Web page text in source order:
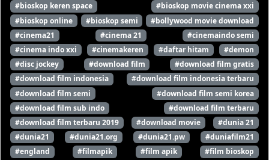
#bioskop keren space
#bioskop movie cinema xxi
#bioskop online
#bioskop semi
#bollywood movie download
#cinema21
#cinema 21
#cinemaindo semi
#cinema indo xxi
#cinemakeren #daftar hitam
#demon
#disc jockey
#download film
#download film gratis
#download film indonesia
#download film indonesia terbaru
#download film semi
#download film semi korea
#download film sub indo
#download film terbaru
#download film terbaru 2019
#download movie
#dunia 21
#dunia21
#dunia21.org #dunia21.pw
#duniafilm21
#england
#filmapik #film apik
#film bioskop